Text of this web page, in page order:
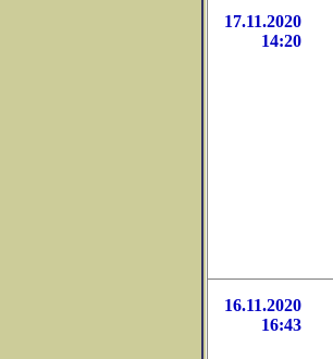
17.11.2020
14:20
16.11.2020
16:43